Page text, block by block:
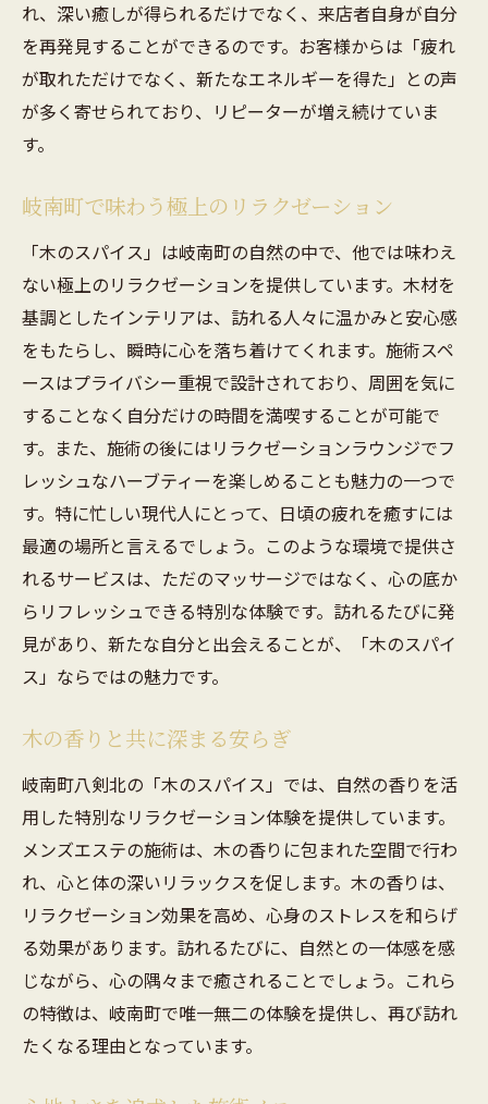
れ、深い癒しが得られるだけでなく、来店者自身が自分
を再発見することができるのです。お客様からは「疲れ
が取れただけでなく、新たなエネルギーを得た」との声
が多く寄せられており、リピーターが増え続けていま
す。
岐南町で味わう極上のリラクゼーション
「木のスパイス」は岐南町の自然の中で、他では味わえ
ない極上のリラクゼーションを提供しています。木材を
基調としたインテリアは、訪れる人々に温かみと安心感
をもたらし、瞬時に心を落ち着けてくれます。施術スペ
ースはプライバシー重視で設計されており、周囲を気に
することなく自分だけの時間を満喫することが可能で
す。また、施術の後にはリラクゼーションラウンジでフ
レッシュなハーブティーを楽しめることも魅力の一つで
す。特に忙しい現代人にとって、日頃の疲れを癒すには
最適の場所と言えるでしょう。このような環境で提供さ
れるサービスは、ただのマッサージではなく、心の底か
らリフレッシュできる特別な体験です。訪れるたびに発
見があり、新たな自分と出会えることが、「木のスパイ
ス」ならではの魅力です。
木の香りと共に深まる安らぎ
岐南町八剣北の「木のスパイス」では、自然の香りを活
用した特別なリラクゼーション体験を提供しています。
メンズエステの施術は、木の香りに包まれた空間で行わ
れ、心と体の深いリラックスを促します。木の香りは、
リラクゼーション効果を高め、心身のストレスを和らげ
る効果があります。訪れるたびに、自然との一体感を感
じながら、心の隅々まで癒されることでしょう。これら
の特徴は、岐南町で唯一無二の体験を提供し、再び訪れ
たくなる理由となっています。